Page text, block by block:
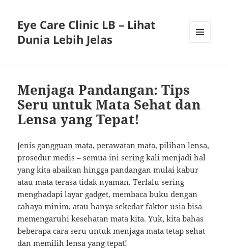
Eye Care Clinic LB – Lihat
Dunia Lebih Jelas
Menjaga Pandangan: Tips
Seru untuk Mata Sehat dan
Lensa yang Tepat!
Jenis gangguan mata, perawatan mata, pilihan lensa,
prosedur medis – semua ini sering kali menjadi hal
yang kita abaikan hingga pandangan mulai kabur
atau mata terasa tidak nyaman. Terlalu sering
menghadapi layar gadget, membaca buku dengan
cahaya minim, atau hanya sekedar faktor usia bisa
memengaruhi kesehatan mata kita. Yuk, kita bahas
beberapa cara seru untuk menjaga mata tetap sehat
dan memilih lensa yang tepat!